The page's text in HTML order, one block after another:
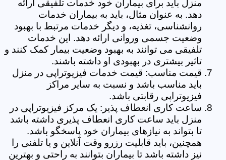
منزل باید برای بیماران خود خدمات تلفیقی ارائه
دهد. به عنوان مثال، باید به بیماران خدمات
روانشناسی، تغذیه، و دیگر خدمات مرتبط با بهبود
وضعیت جسمی وروانی ارائه دهد. این خدمات
تلفیقی می توانند به بهبود وضعیت بیمار کمک کنند و
تاثیر بیشتری در بهبودی او داشته باشند.
قیمت مناسب: قیمت خدمات فیزیوتراپی در منزل
باید مناسب باشد و نسبت به سایر مراکز
فیزیوتراپی رقابتی باشد.
ساعت کاری انعطاف پذیر: یک مرکز فیزیوتراپی در
منزل باید ساعت کاری انعطاف پذیری داشته باشد
تا بتواند به نیازهای بیماران خود پاسخگو باشد.
همچنین، باید قابلیت رزرو وقت آنلاین و یا تلفنی را
نیز داشته باشد تا بیماران بتوانند به راحتی و بهترین